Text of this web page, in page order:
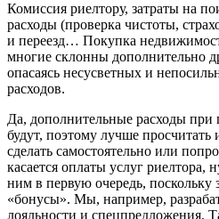
Комиссия риелтору, затраты на
расходы (проверка чистоты,
и переезд… Покупка
многие склонны дополнительно
опасаясь несусветных и
расходов.
Да, дополнительные расходы
будут, поэтому лучше
сделать самостоятельно или
касается оплаты услуг риелтора,
ним в первую очередь, поскольку
«бонусы». Мы, например,
лояльности и спецпредложения.